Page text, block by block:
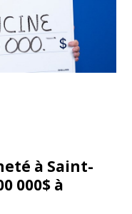
à Saint-
000$ à